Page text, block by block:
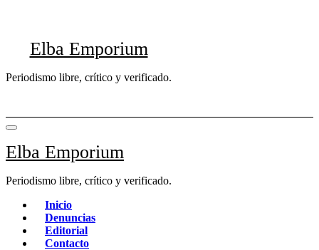
Elba Emporium
Periodismo libre, crítico y verificado.
Elba Emporium
Periodismo libre, crítico y verificado.
Inicio
Denuncias
Editorial
Contacto